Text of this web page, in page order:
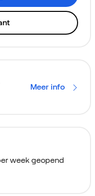
Meer info
week geopend